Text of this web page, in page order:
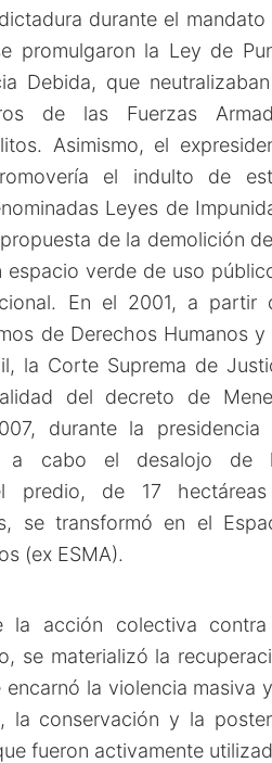
durante el mandato
promulgaron la Ley de
Debida, que
de las Fuerzas
Asimismo, el
el indulto de
Leyes de
de la demolición
espacio verde de uso
En el 2001, a partir
de Derechos Humanos y
la Corte Suprema de
del decreto de
durante la presidencia
a cabo el desalojo de
predio, de 17
se transformó en el
(ex ESMA).
la acción colectiva
se materializó la
la violencia masiva
la conservación y la
fueron activamente